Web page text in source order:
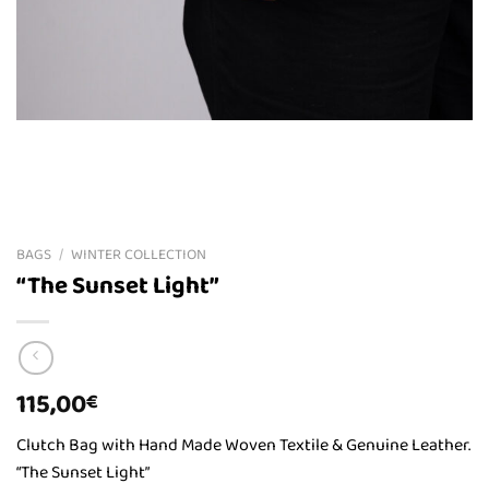
BAGS / WINTER COLLECTION
“The Sunset Light”
115,00€
Clutch Bag with Hand Made Woven Textile & Genuine Leather.
“The Sunset Light”